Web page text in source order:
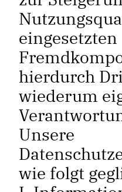
eingesetzten
hierdurch
wiederum
Unsere
wie folgt